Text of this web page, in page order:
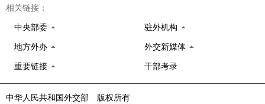
相关链接：
中央部委 驻外机构
地方外办 外交新媒体
重要链接 干部考录
中华人民共和国外交部 版权所有